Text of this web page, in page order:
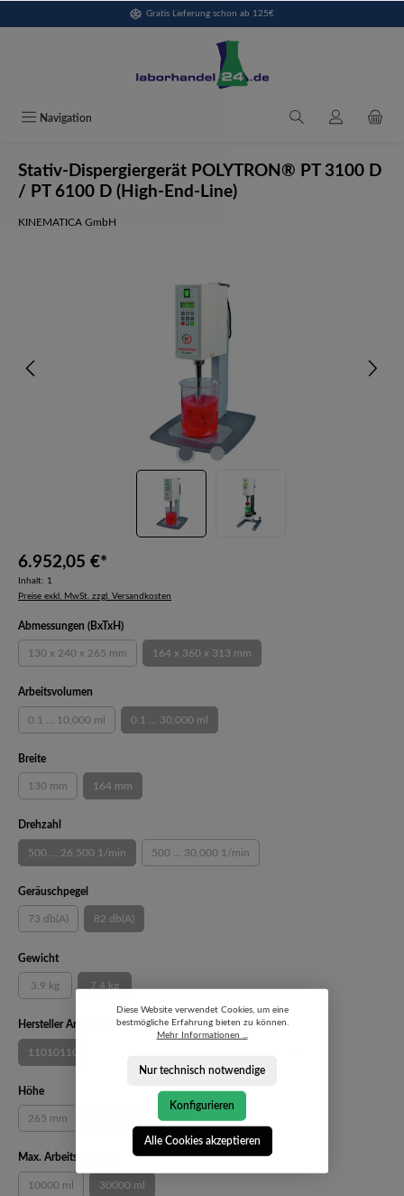
Gratis Lieferung schon ab 125€
Navigation
Stativ-Dispergiergerät POLYTRON® PT 3100 D
/ PT 6100 D (High-End-Line)
KINEMATICA GmbH
6.952,05 €*
Inhalt: 1
Preise exkl. MwSt. zzgl. Versandkosten
Abmessungen (BxTxH)auswählen
130 x 240 x 265 mm(Diese Option ist zurzeit nicht verfügbar.)
164 x 360 x 313 mm(Diese Option ist zurzeit nicht verfügbar.)
Arbeitsvolumen
0.1 ... 10,000 ml(Diese Option ist zurzeit nicht verfügbar.)
0.1 ... 30,000 ml(Diese Option ist zurzeit nicht verfügbar.)
Breiteauswählen
130 mm(Diese Option ist zurzeit nicht verfügbar.)
164 mm(Diese Option ist zurzeit nicht verfügbar.)
Drehzahl
500 ... 26,500 1/min(Diese Option ist zurzeit nicht verfügbar.)
500 ... 30,000 1/min(Diese Option ist zurzeit nicht verfügbar.)
Geräuschpegel
73 db(A)(Diese Option ist zurzeit nicht verfügbar.)
82 db(A)(Diese Option ist zurzeit nicht verfügbar.)
Gewichtauswählen
3.9 kg(Diese Option ist zurzeit nicht verfügbar.)
7.4 kg(Diese Option ist zurzeit nicht verfügbar.)
Hersteller Artikelnummerauswählen
11010110(Diese Option ist zurzeit nicht verfügbar.)
Höheauswählen
265 mm(Diese Option ist zurzeit nicht verfügbar.)
(Diese Option ist zurzeit nicht verfügbar.)
Max. Arbeitsvolumen auswählen
10000 ml(Diese Option ist zurzeit nicht verfügbar.)
30000 ml(Diese Option ist zurzeit nicht verfügbar.)
Diese Website verwendet Cookies, um eine
bestmögliche Erfahrung bieten zu können.
Mehr Informationen ...
Nur technisch notwendige
Konfigurieren
Alle Cookies akzeptieren